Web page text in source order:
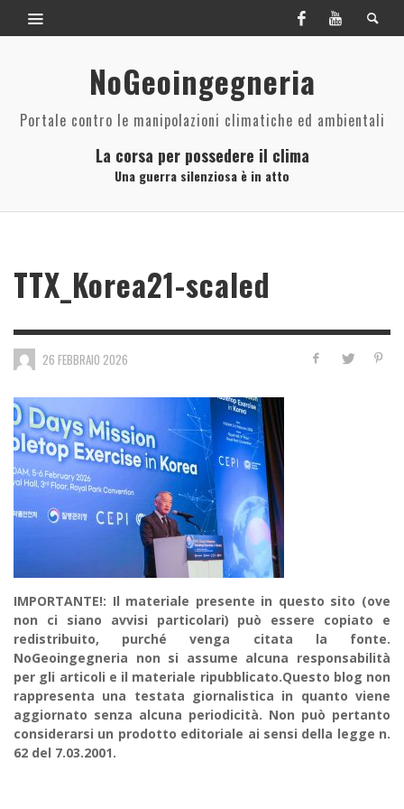
NoGeoingegneria
Portale contro le manipolazioni climatiche ed ambientali
La corsa per possedere il clima
Una guerra silenziosa è in atto
TTX_Korea21-scaled
26 FEBBRAIO 2026
IMPORTANTE!: Il materiale presente in questo sito (ove
non ci siano avvisi particolari) può essere copiato e
redistribuito, purché venga citata la fonte.
NoGeoingegneria non si assume alcuna responsabilità
per gli articoli e il materiale ripubblicato.Questo blog non
rappresenta una testata giornalistica in quanto viene
aggiornato senza alcuna periodicità. Non può pertanto
considerarsi un prodotto editoriale ai sensi della legge n.
62 del 7.03.2001.